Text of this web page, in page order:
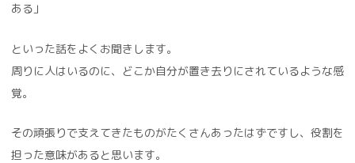
ある」
といった話をよくお聞きします。
周りに人はいるのに、どこか自分が置き去りにされているような感
覚。
その頑張りで支えてきたものがたくさんあったはずですし、役割を
担った意味があると思います。